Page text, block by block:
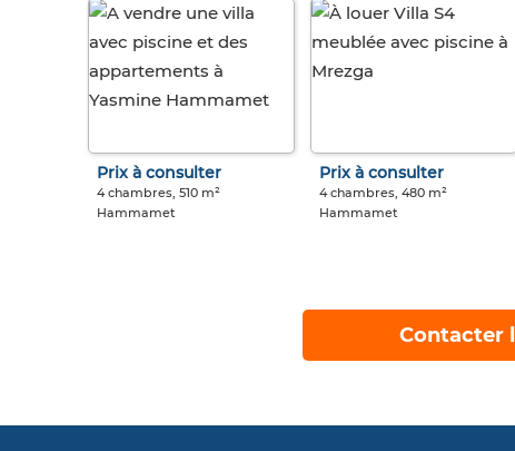
Prix à consulter
4 chambres, 510 m²
Hammamet
Prix à consulter
4 chambres, 480 m²
Hammamet
Contacter